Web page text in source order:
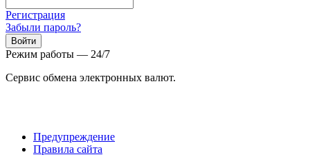
Регистрация
Забыли пароль?
Режим работы — 24/7
Сервис обмена электронных валют.
Предупреждение
Правила сайта